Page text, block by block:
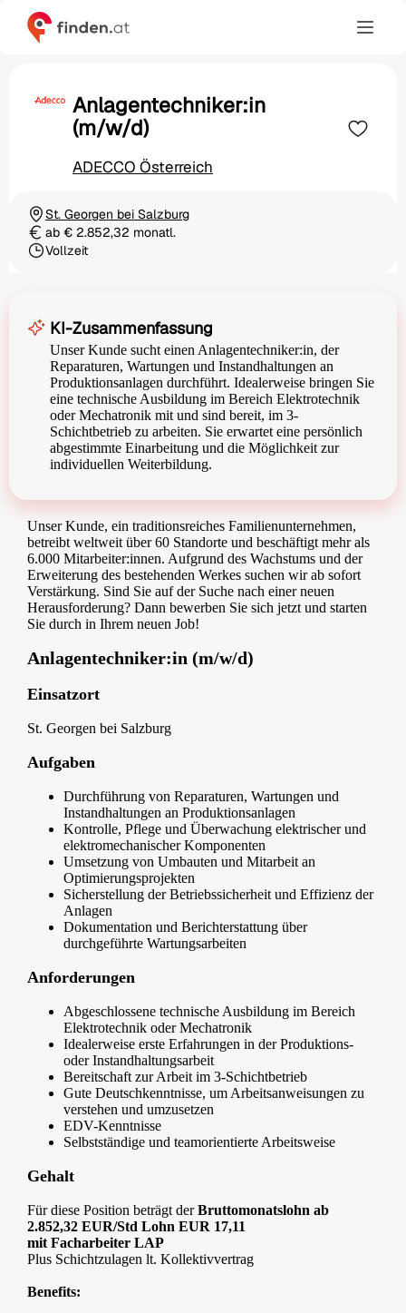
Anlagentechniker:in
(m/w/d)
ADECCO Österreich
Ortschaft
St. Georgen bei Salzburg
Gehaltab € 2.852,32 monatl.
Beschäftigungsart
Vollzeit
KI-Zusammenfassung
Unser Kunde sucht einen Anlagentechniker:in, der
Reparaturen, Wartungen und Instandhaltungen an
Produktionsanlagen durchführt. Idealerweise bringen Sie
eine technische Ausbildung im Bereich Elektrotechnik
oder Mechatronik mit und sind bereit, im 3-
Schichtbetrieb zu arbeiten. Sie erwartet eine persönlich
abgestimmte Einarbeitung und die Möglichkeit zur
individuellen Weiterbildung.
Unser Kunde, ein traditionsreiches Familienunternehmen,
betreibt weltweit über 60 Standorte und beschäftigt mehr als
6.000 Mitarbeiter:innen. Aufgrund des Wachstums und der
Erweiterung des bestehenden Werkes suchen wir ab sofort
Verstärkung. Sind Sie auf der Suche nach einer neuen
Herausforderung? Dann bewerben Sie sich jetzt und starten
Sie durch in Ihrem neuen Job!
Anlagentechniker:in (m/w/d)
Einsatzort
St. Georgen bei Salzburg
Aufgaben
Durchführung von Reparaturen, Wartungen und
Instandhaltungen an Produktionsanlagen
Kontrolle, Pflege und Überwachung elektrischer und
elektromechanischer Komponenten
Umsetzung von Umbauten und Mitarbeit an
Optimierungsprojekten
Sicherstellung der Betriebssicherheit und Effizienz der
Anlagen
Dokumentation und Berichterstattung über
durchgeführte Wartungsarbeiten
Anforderungen
Abgeschlossene technische Ausbildung im Bereich
Elektrotechnik oder Mechatronik
Idealerweise erste Erfahrungen in der Produktions-
oder Instandhaltungsarbeit
Bereitschaft zur Arbeit im 3-Schichtbetrieb
Gute Deutschkenntnisse, um Arbeitsanweisungen zu
verstehen und umzusetzen
EDV-Kenntnisse
Selbstständige und teamorientierte Arbeitsweise
Gehalt
Für diese Position beträgt derBruttomonatslohn ab
2.852,32 EUR/Std Lohn EUR 17,11
mit Facharbeiter LAP
Plus Schichtzulagen lt. Kollektivvertrag
Benefits: